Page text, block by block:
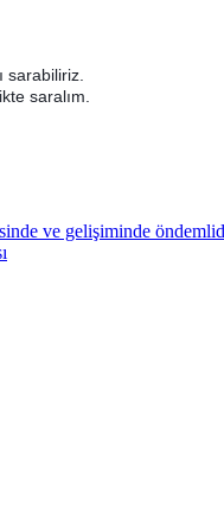
sarabiliriz.
saralım.
ve gelişiminde